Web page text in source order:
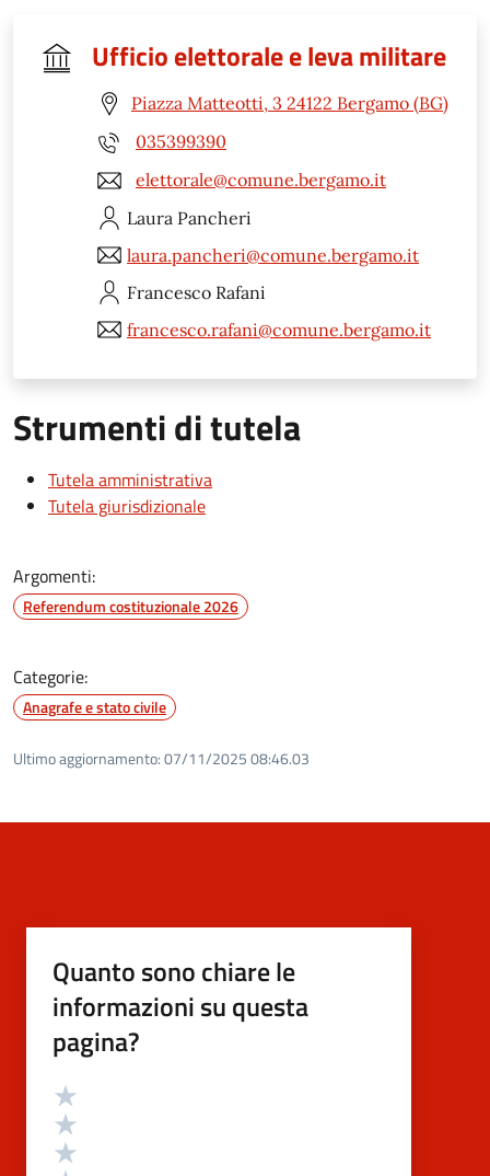
Ufficio elettorale e leva militare
Piazza Matteotti, 3 24122 Bergamo (BG)
035399390
elettorale@comune.bergamo.it
Laura Pancheri
laura.pancheri@comune.bergamo.it
Francesco Rafani
francesco.rafani@comune.bergamo.it
Strumenti di tutela
Tutela amministrativa
Tutela giurisdizionale
Argomenti:
Referendum costituzionale 2026
Categorie:
Anagrafe e stato civile
Ultimo aggiornamento:07/11/2025 08:46.03
Quanto sono chiare le
informazioni su questa
pagina?
Valutazione